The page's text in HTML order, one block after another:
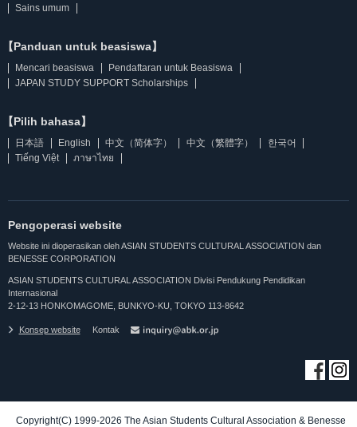
Sains umum
【Panduan untuk beasiswa】
Mencari beasiswa
Pendaftaran untuk Beasiswa
JAPAN STUDY SUPPORT Scholarships
【Pilih bahasa】
日本語 English 中文（简体字） 中文（繁體字）
한국어
Tiếng Việt
ภาษาไทย
Pengoperasi website
Website ini dioperasikan oleh ASIAN STUDENTS CULTURAL ASSOCIATION dan
BENESSE CORPORATION
ASIAN STUDENTS CULTURAL ASSOCIATION Divisi Pendukung Pendidikan
Internasional
2-12-13 HONKOMAGOME, BUNKYO-KU, TOKYO 113-8642
Konsep website Kontak
Copyright(C) 1999-2026 The Asian Students Cultural Association & Benesse